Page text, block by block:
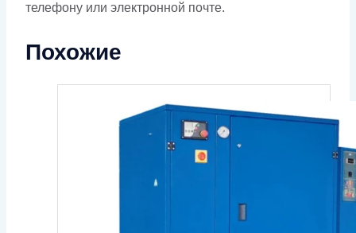
телефону или электронной почте.
Похожие